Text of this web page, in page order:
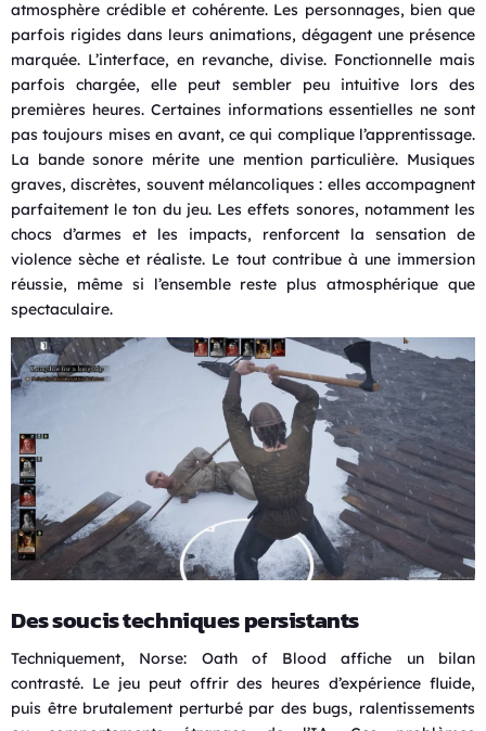
atmosphère crédible et cohérente. Les personnages, bien que
parfois rigides dans leurs animations, dégagent une présence
marquée. L’interface, en revanche, divise. Fonctionnelle mais
parfois chargée, elle peut sembler peu intuitive lors des
premières heures. Certaines informations essentielles ne sont
pas toujours mises en avant, ce qui complique l’apprentissage.
La bande sonore mérite une mention particulière. Musiques
graves, discrètes, souvent mélancoliques : elles accompagnent
parfaitement le ton du jeu. Les effets sonores, notamment les
chocs d’armes et les impacts, renforcent la sensation de
violence sèche et réaliste. Le tout contribue à une immersion
réussie, même si l’ensemble reste plus atmosphérique que
spectaculaire.
Des soucis techniques persistants
Techniquement, Norse: Oath of Blood affiche un bilan
contrasté. Le jeu peut offrir des heures d’expérience fluide,
puis être brutalement perturbé par des bugs, ralentissements